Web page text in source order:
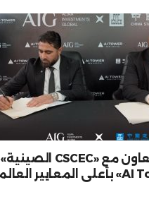
شركة «AIG» تتعاون مع «CSCEC الصينية»